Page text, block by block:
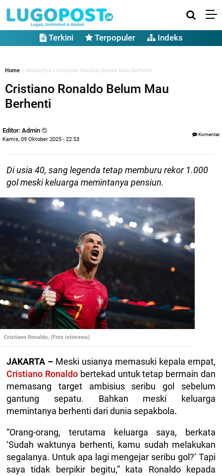
Terkini Terpopuler Indeks
Home » Unlabelled » Cristiano Ronaldo Belum Mau Berhenti
Cristiano Ronaldo Belum Mau
Berhenti
Editor: Admin
Kamis, 09 Oktober 2025 - 22.53
Komentar
Di usia 40, sang legenda tetap memburu rekor 1.000
gol meski keluarga memintanya pensiun.
Cristiano Ronaldo, (Foto istimewa).
JAKARTA – Meski usianya memasuki kepala empat,
Cristiano Ronaldobertekad untuk tetap bermain dan
memasang target ambisius seribu gol sebelum
gantung sepatu. Bahkan meski keluarga
memintanya berhenti dari dunia sepakbola.
“Orang-orang, terutama keluarga saya, berkata
‘Sudah waktunya berhenti, kamu sudah melakukan
segalanya. Untuk apa lagi mengejar seribu gol?’ Tapi
saya tidak berpikir begitu,” kata Ronaldo kepada